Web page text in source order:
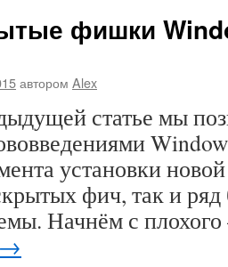
фишки
автором Alex
статье мы
установки
фич, так и ряд
Начнём с
→